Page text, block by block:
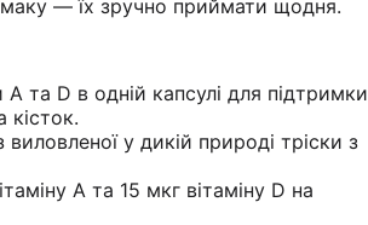
— їх зручно приймати щодня.
A та D в одній капсулі для підтримки
кісток.
у дикій природі тріски з
A та 15 мкг вітаміну D на